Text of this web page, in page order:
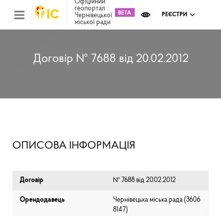
Офіційний
геопортал
Чернівецької
міської ради
РЕЄСТРИ
Договір № 7688 від 20.02.2012
ОПИСОВА ІНФОРМАЦІЯ
Договір № 7688 від 20.02.2012
Орендодавець
Чернівецька міська рада (⁨3606
8147⁩)